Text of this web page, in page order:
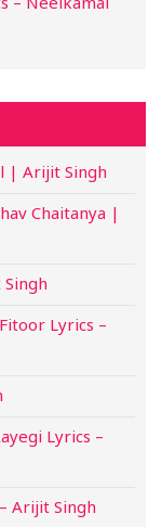
| Arijit Singh
Chaitanya |
Lyrics –
Lyrics –
Arijit Singh